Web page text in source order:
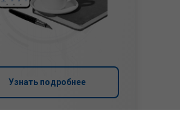
Узнать подробнее